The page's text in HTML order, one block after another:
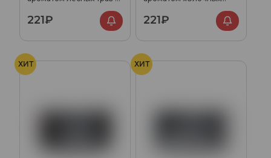
221₽ 221₽
ХИТ ХИТ